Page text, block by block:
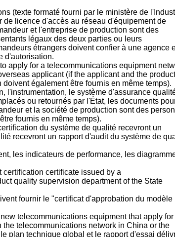
(texte formaté fourni par le ministère de
licence d'accès au réseau d'équipement de
et l'entreprise de production sont des
légaux des deux parties ou leurs
étrangers doivent confier à une agence
d'autorisation.
apply for a telecommunications equipment
applicant (if the applicant and the
également être fournis en même temps).
l'instrumentation, le système d'assurance
ou retournés par l'État, les documents
et la société de production sont des
fournis en même temps).
du système de qualité recevront un
recevront un rapport d'audit du système de
les indicateurs de performance, les
certificate issued by a
quality supervision department of the State
fournir le "certificat d'approbation du modèle
telecommunications equipment that apply for
telecommunications network in China or the
plan technique global et le rapport d'essai